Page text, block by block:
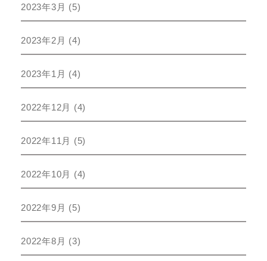
2023年3月 (5)
2023年2月 (4)
2023年1月 (4)
2022年12月 (4)
2022年11月 (5)
2022年10月 (4)
2022年9月 (5)
2022年8月 (3)